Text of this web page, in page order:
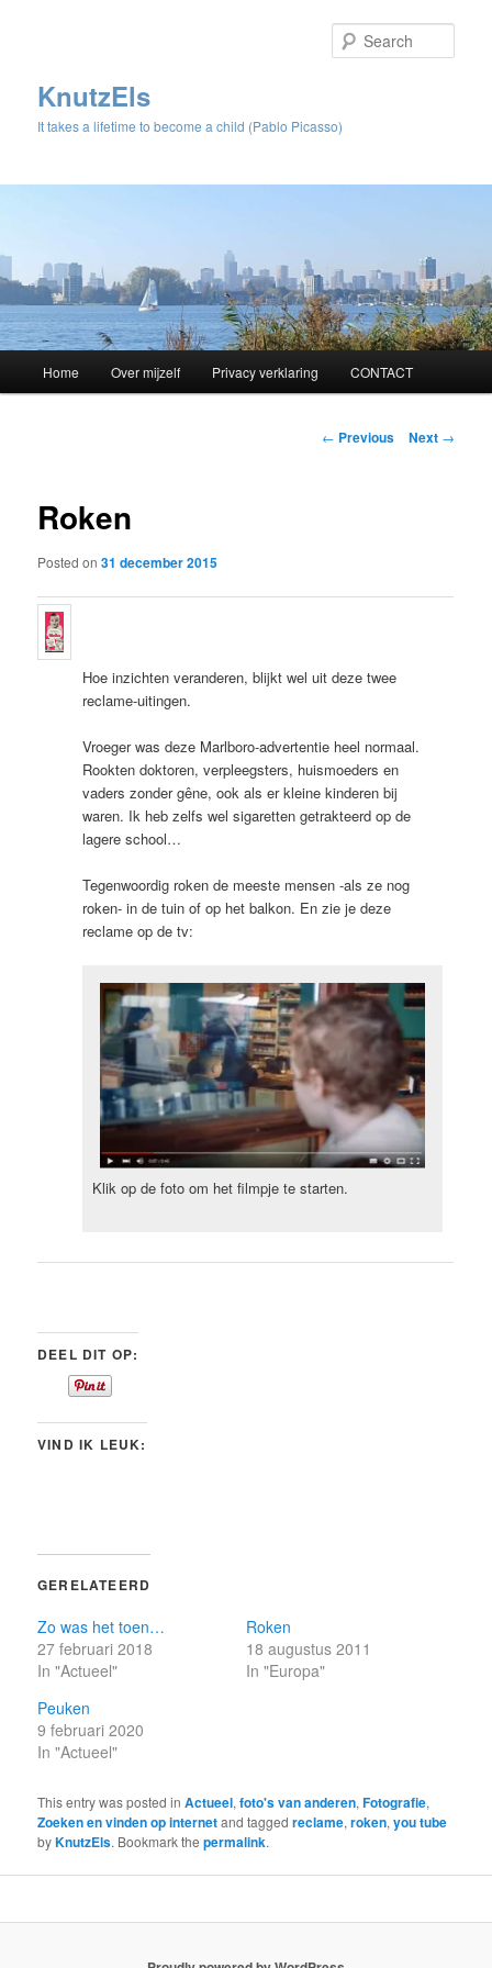
KnutzEls
It takes a lifetime to become a child (Pablo Picasso)
Skip
content
Home Over mijzelf Privacy verklaring CONTACT
Post
← Previous Next →
Roken
Posted on31 december 2015
Hoe inzichten veranderen, blijkt wel uit deze twee
reclame-uitingen.
Vroeger was deze Marlboro-advertentie heel normaal.
Rookten doktoren, verpleegsters, huismoeders en
vaders zonder gêne, ook als er kleine kinderen bij
waren. Ik heb zelfs wel sigaretten getrakteerd op de
lagere school…
Tegenwoordig roken de meeste mensen -als ze nog
roken- in de tuin of op het balkon. En zie je deze
reclame op de tv:
Klik op de foto om het filmpje te starten.
DEEL DIT OP:
VIND IK LEUK:
GERELATEERD
Zo was het toen…
27 februari 2018
In "Actueel"
Roken
18 augustus 2011
In "Europa"
Peuken
9 februari 2020
In "Actueel"
This entry was posted inActueel,foto's van anderen,Fotografie,
Zoeken en vinden op internetand taggedreclame,roken,you tube
byKnutzEls. Bookmark thepermalink.